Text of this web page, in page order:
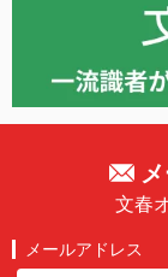
文春
メールアドレス